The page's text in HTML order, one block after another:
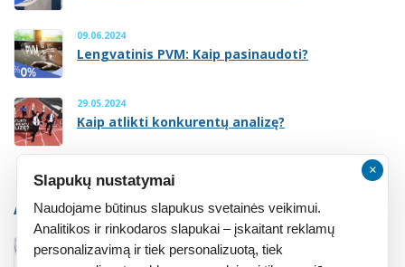
09.06.2024
Lengvatinis PVM: Kaip pasinaudoti?
29.05.2024
Kaip atlikti konkurentų analizę?
ATMINTINĖ
Atmintinė įsteigusiems įmonę
×
Slapukų nustatymai
Naudojame būtinus slapukus svetainės veikimui.
Analitikos ir rinkodaros slapukai – įskaitant reklamų
personalizavimą ir tiek personalizuotą, tiek